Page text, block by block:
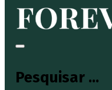
Pesquisar ...